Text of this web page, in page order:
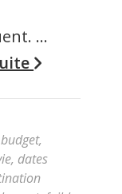
…
budget,
, dates